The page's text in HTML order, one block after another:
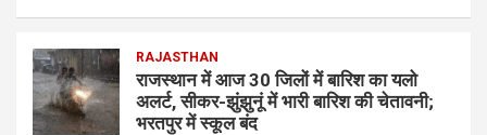
RAJASTHAN
राजस्थान में आज 30 जिलों में बारिश का यलो
अलर्ट, सीकर-झुंझुनूं में भारी बारिश की चेतावनी;
भरतपुर में स्कूल बंद